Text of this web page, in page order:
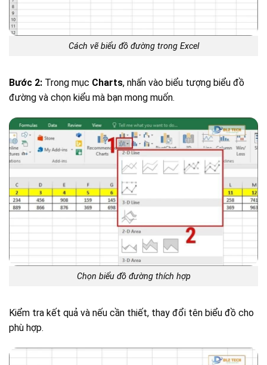
Cách vẽ biểu đồ đường trong Excel
Bước 2: Trong mục Charts, nhấn vào biểu tượng biểu đồ
đường và chọn kiểu mà bạn mong muốn.
Chọn biểu đồ đường thích hợp
Kiểm tra kết quả và nếu cần thiết, thay đổi tên biểu đồ cho
phù hợp.